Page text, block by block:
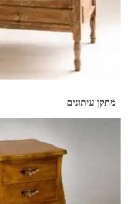
מתקן עיתונים